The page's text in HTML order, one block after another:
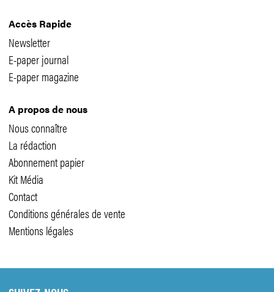
Accès Rapide
Newsletter
E-paper journal
E-paper magazine
A propos de nous
Nous connaître
La rédaction
Abonnement papier
Kit Média
Contact
Conditions générales de vente
Mentions légales